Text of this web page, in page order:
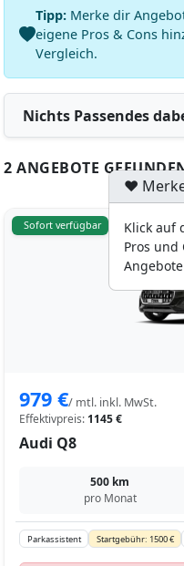
Tipp: Merke dir
eigene Pros & Cons
Vergleich.
Nichts Passendes
2 ANGEBOTE
Sofort verfügbar
979 €/ mtl. inkl. MwSt.
Effektivpreis: 1145 €
Audi Q8
500 km
pro Monat
Parkassistent Startgebühr: 1500 €
♥
Klick auf
Pros und